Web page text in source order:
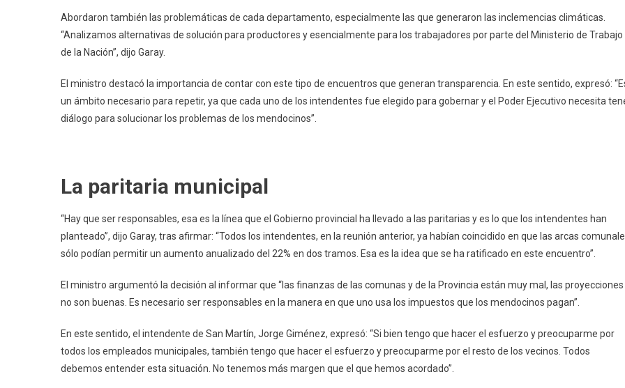
Abordaron también las problemáticas de cada departamento, especialmente las que generaron las inclemencias climáticas.
“Analizamos alternativas de solución para productores y esencialmente para los trabajadores por parte del Ministerio de Trabajo
de la Nación”, dijo Garay.
El ministro destacó la importancia de contar con este tipo de encuentros que generan transparencia. En este sentido, expresó:
un ámbito necesario para repetir, ya que cada uno de los intendentes fue elegido para gobernar y el Poder Ejecutivo necesita
diálogo para solucionar los problemas de los mendocinos”.
La paritaria municipal
“Hay que ser responsables, esa es la línea que el Gobierno provincial ha llevado a las paritarias y es lo que los intendentes han
planteado”, dijo Garay, tras afirmar: “Todos los intendentes, en la reunión anterior, ya habían coincidido en que las arcas
sólo podían permitir un aumento anualizado del 22% en dos tramos. Esa es la idea que se ha ratificado en este encuentro”.
El ministro argumentó la decisión al informar que “las finanzas de las comunas y de la Provincia están muy mal, las proyecciones
no son buenas. Es necesario ser responsables en la manera en que uno usa los impuestos que los mendocinos pagan”.
En este sentido, el intendente de San Martín, Jorge Giménez, expresó: “Si bien tengo que hacer el esfuerzo y preocuparme por
todos los empleados municipales, también tengo que hacer el esfuerzo y preocuparme por el resto de los vecinos. Todos
debemos entender esta situación. No tenemos más margen que el que hemos acordado”.